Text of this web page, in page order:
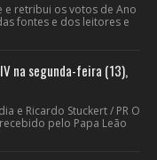
e retribui os votos de Ano
fontes e dos leitores e
na segunda-feira (13),
e Ricardo Stuckert / PR O
pelo Papa Leão